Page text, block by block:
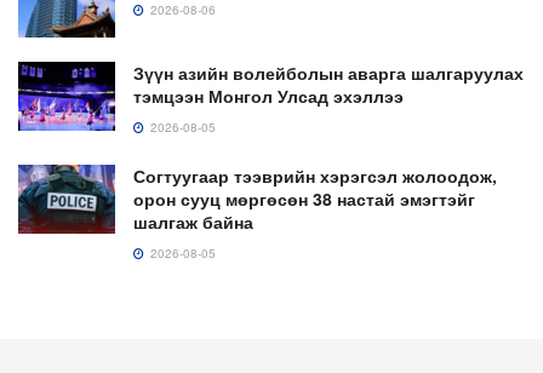
2026-08-06
Зүүн азийн волейболын аварга шалгаруулах
тэмцээн Монгол Улсад эхэллээ
2026-08-05
Согтуугаар тээврийн хэрэгсэл жолоодож,
орон сууц мөргөсөн 38 настай эмэгтэйг
шалгаж байна
2026-08-05